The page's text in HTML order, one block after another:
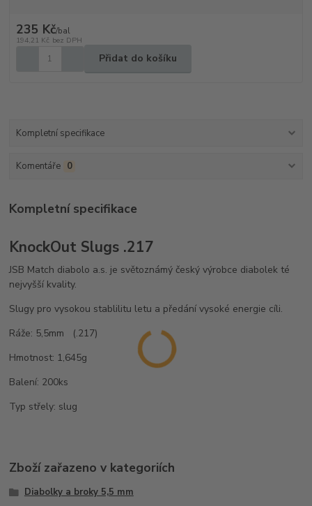
235 Kč/bal
194,21 Kč bez DPH
Přidat do košíku
Kompletní specifikace
Komentáře 0
Kompletní specifikace
KnockOut Slugs .217
JSB Match diabolo a.s. je světoznámý český výrobce diabolek té
nejvyšší kvality.
Slugy pro vysokou stablilitu letu a předání vysoké energie cíli.
Ráže: 5,5mm (.217)
Hmotnost: 1,645g
Balení: 200ks
Typ střely: slug
Zboží zařazeno v kategoriích
Diabolky a broky 5,5 mm